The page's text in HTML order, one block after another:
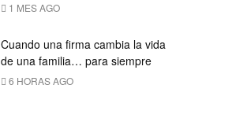
1 MES AGO
Cuando una firma cambia la vida
de una familia… para siempre
6 HORAS AGO